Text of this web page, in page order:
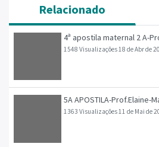
Relacionado
4ª apostila maternal 2 A-
1548 Visualizações18 de Abr de
5A APOSTILA-Prof.Elaine-
1363 Visualizações11 de Mai de